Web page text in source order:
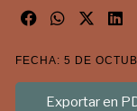
FECHA: 5 DE
Exportar en